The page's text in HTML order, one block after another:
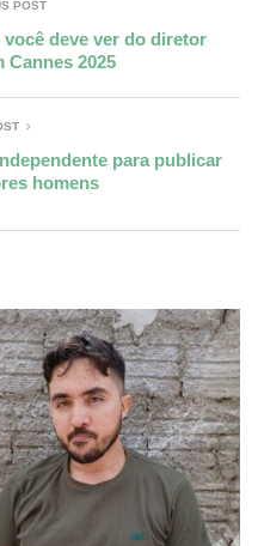
POST
deve ver do diretor
Cannes 2025
para publicar
homens